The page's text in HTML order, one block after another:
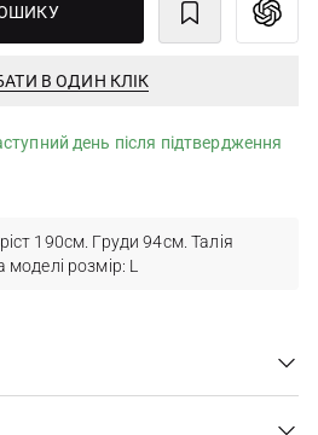
В ОДИН КЛІК
день після підтвердження
190см. Груди 94см. Талія
розмір: L